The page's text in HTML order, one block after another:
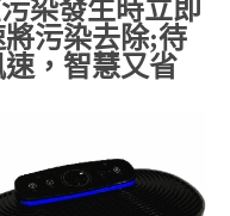
染發生時立即
污染去除;待
，智慧又省